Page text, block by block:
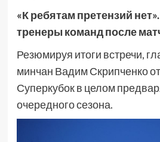
«К ребятам претензий
тренеры команд после
Резюмируя итоги встречи,
минчан Вадим Скрипченко
Суперкубок в целом
очередного сезона.